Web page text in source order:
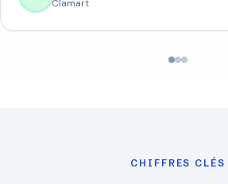
Clamart
CHIFFRES CLÉS